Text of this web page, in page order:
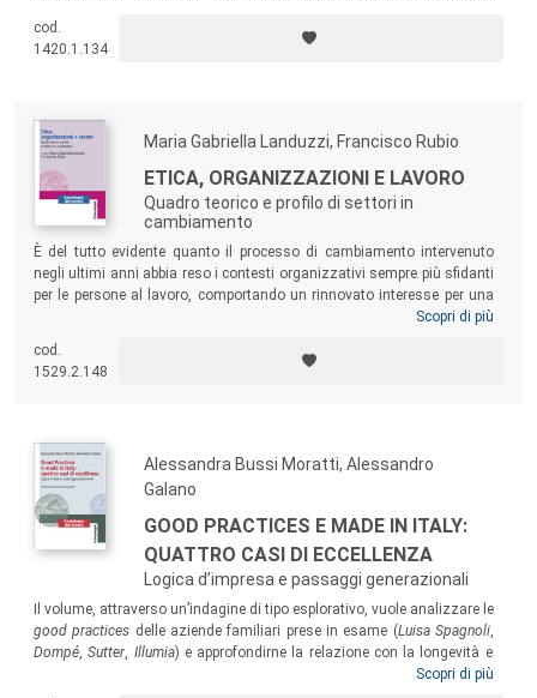
volume chiarisce le più significative dimensioni che caratterizzano
oggi il lavoro.
cod.
1420.1.134
Maria Gabriella Landuzzi, Francisco Rubio
ETICA, ORGANIZZAZIONI E LAVORO
Quadro teorico e profilo di settori in
cambiamento
È del tutto evidente quanto il processo di cambiamento intervenuto
negli ultimi anni abbia reso i contesti organizzativi sempre più sfidanti
per le persone al lavoro, comportando un rinnovato interesse per una
riflessione sui temi dell’etica, dei valori e dei principi. Il libro intende
organizzazioni alla luce di un concetto guida com’è quello dell’etica,
insieme di valori strettamente legati alla cultura del lavoro e
Scopri di più
cod.
1529.2.148
Alessandra Bussi Moratti, Alessandro
Galano
GOOD PRACTICES E MADE IN ITALY:
QUATTRO CASI DI ECCELLENZA
Logica d’impresa e passaggi generazionali
Il volume, attraverso un’indagine di tipo esplorativo, vuole analizzare le
good practices delle aziende familiari prese in esame (Luisa Spagnoli,
Dompé, Sutter, Illumia) e approfondirne la relazione con la longevità e
con la capacità intrinseca di sapersi espandere in varie parti del mondo
Scopri di più